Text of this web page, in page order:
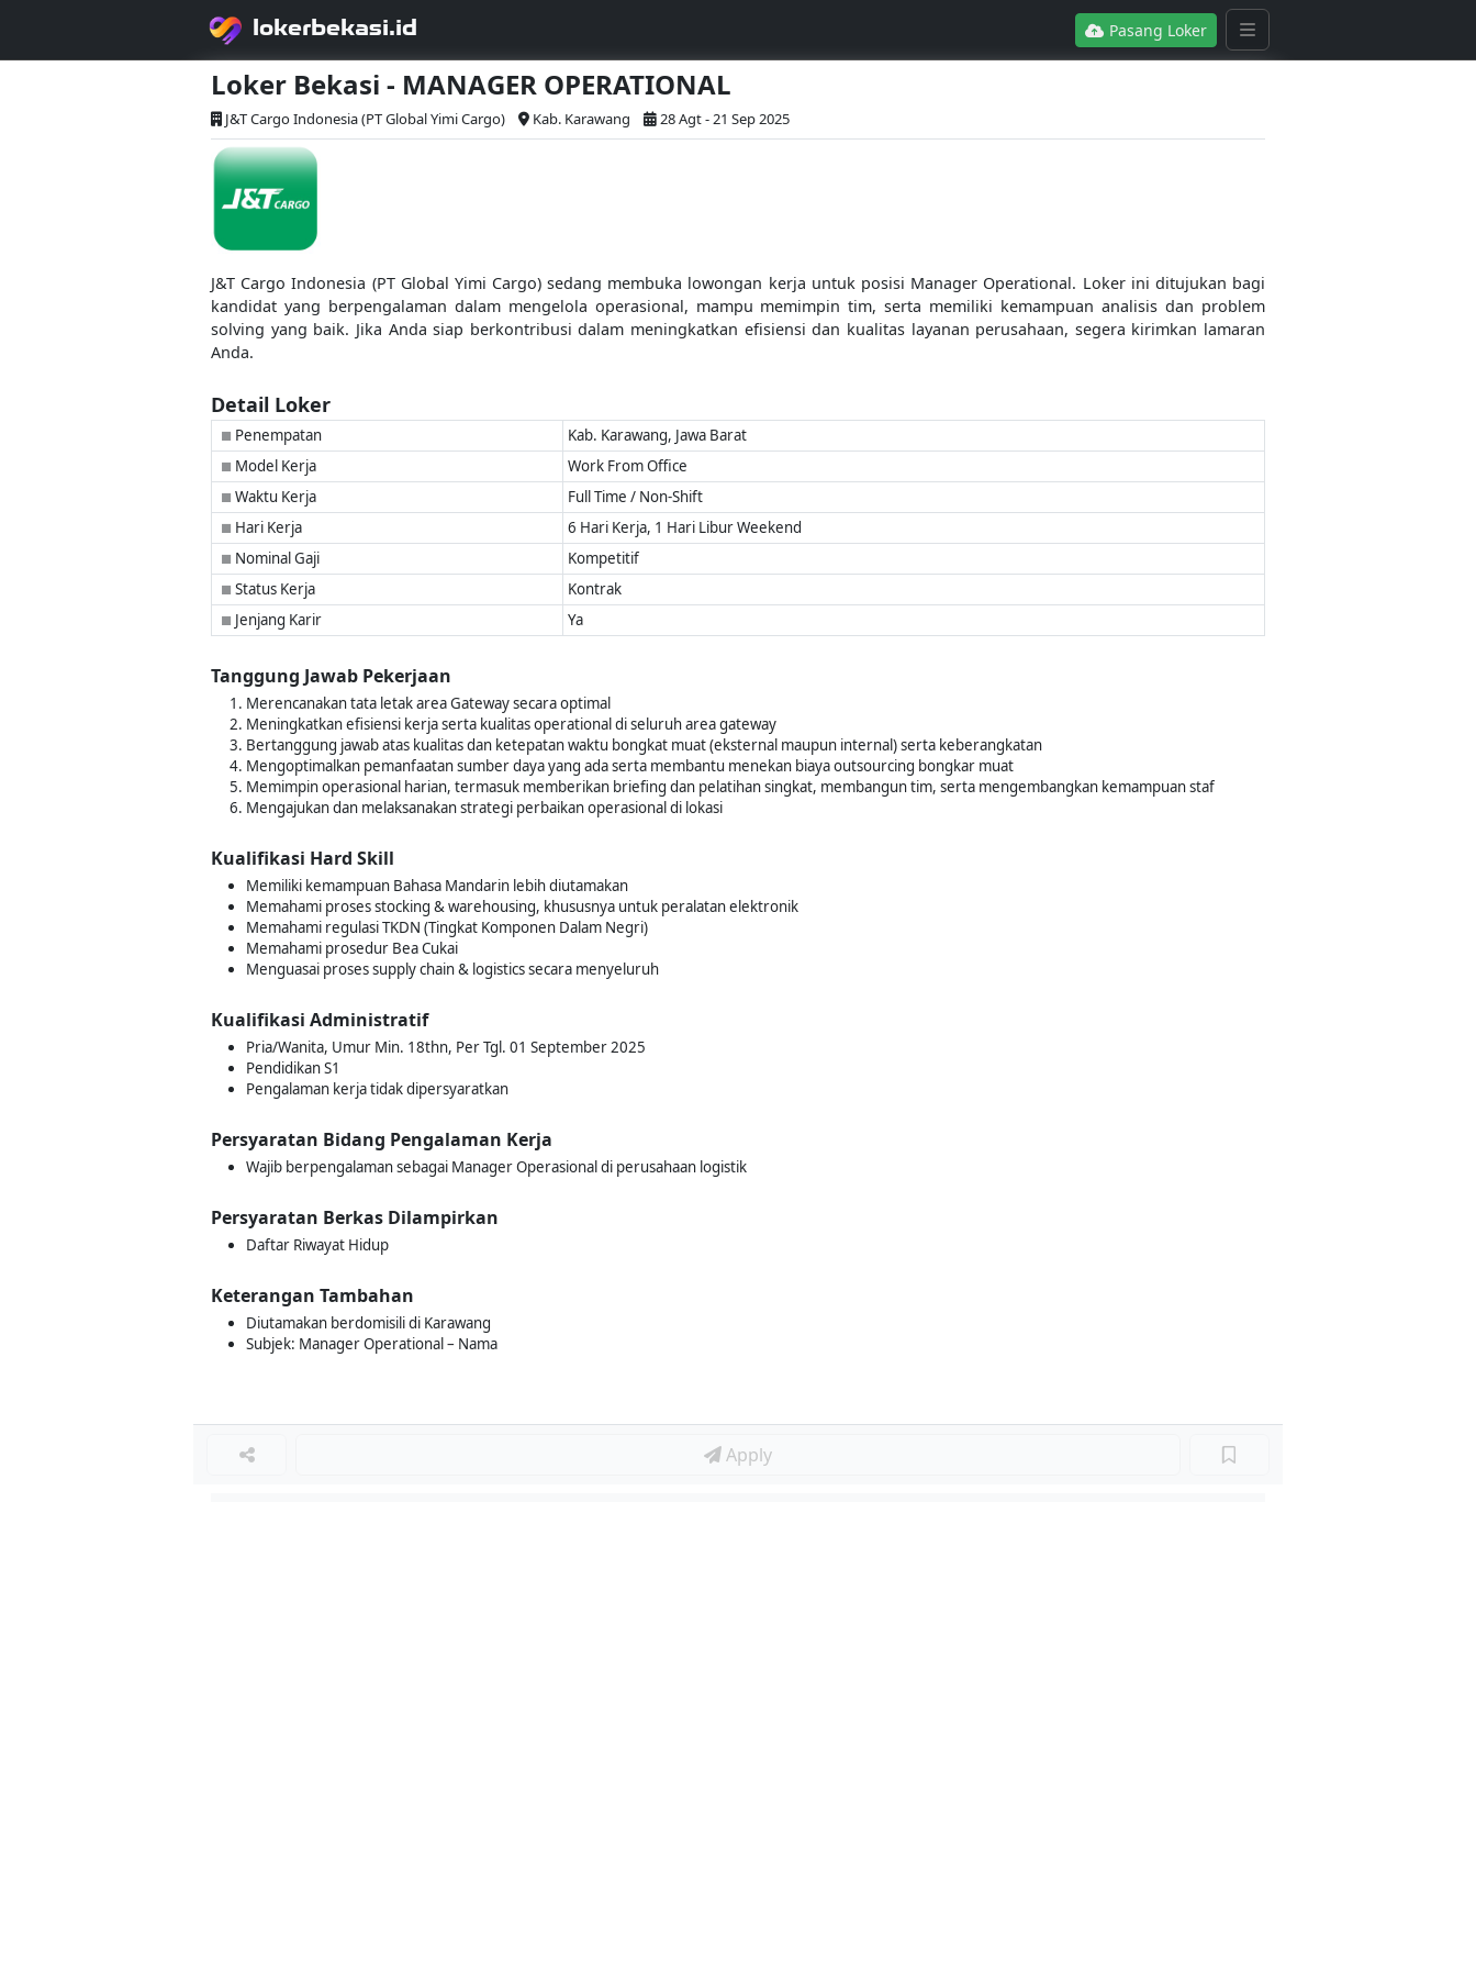
lokerbekasi.id Pasang Loker
Loker Bekasi - MANAGER OPERATIONAL
J&T Cargo Indonesia (PT Global Yimi Cargo) Kab. Karawang 28 Agt - 21 Sep 2025
J&T Cargo Indonesia (PT Global Yimi Cargo) sedang membuka lowongan kerja untuk posisi Manager Operational. Loker ini ditujukan bagi
kandidat yang berpengalaman dalam mengelola operasional, mampu memimpin tim, serta memiliki kemampuan analisis dan problem
solving yang baik. Jika Anda siap berkontribusi dalam meningkatkan efisiensi dan kualitas layanan perusahaan, segera kirimkan lamaran
Anda.
Detail Loker
■ Penempatan Kab. Karawang, Jawa Barat
■ Model Kerja Work From Office
■ Waktu Kerja Full Time / Non-Shift
■ Hari Kerja 6 Hari Kerja, 1 Hari Libur Weekend
■ Nominal Gaji Kompetitif
■ Status Kerja Kontrak
■ Jenjang Karir Ya
Tanggung Jawab Pekerjaan
Merencanakan tata letak area Gateway secara optimal
Meningkatkan efisiensi kerja serta kualitas operational di seluruh area gateway
Bertanggung jawab atas kualitas dan ketepatan waktu bongkat muat (eksternal maupun internal) serta keberangkatan
Mengoptimalkan pemanfaatan sumber daya yang ada serta membantu menekan biaya outsourcing bongkar muat
Memimpin operasional harian, termasuk memberikan briefing dan pelatihan singkat, membangun tim, serta mengembangkan kemampuan staf
Mengajukan dan melaksanakan strategi perbaikan operasional di lokasi
Kualifikasi Hard Skill
Memiliki kemampuan Bahasa Mandarin lebih diutamakan
Memahami proses stocking & warehousing, khususnya untuk peralatan elektronik
Memahami regulasi TKDN (Tingkat Komponen Dalam Negri)
Memahami prosedur Bea Cukai
Menguasai proses supply chain & logistics secara menyeluruh
Kualifikasi Administratif
Pria/Wanita, Umur Min. 18thn, Per Tgl. 01 September 2025
Pendidikan S1
Pengalaman kerja tidak dipersyaratkan
Persyaratan Bidang Pengalaman Kerja
Wajib berpengalaman sebagai Manager Operasional di perusahaan logistik
Persyaratan Berkas Dilampirkan
Daftar Riwayat Hidup
Keterangan Tambahan
Diutamakan berdomisili di Karawang
Subjek: Manager Operational – Nama
Apply